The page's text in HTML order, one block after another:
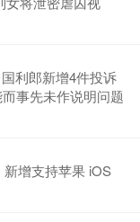
+1.35%
利郎新增4件投诉
事先未作说明问题
增支持苹果 iOS